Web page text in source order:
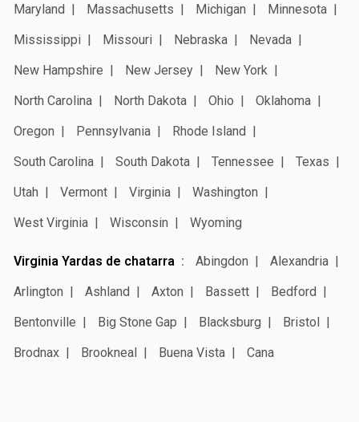
Maryland
Massachusetts Michigan
Minnesota
Mississippi
Missouri Nebraska
Nevada
New Hampshire
New Jersey
New York
North Carolina
North Dakota Ohio
Oklahoma
Oregon
Pennsylvania
Rhode Island
South Carolina
South Dakota Tennessee
Texas
Utah
Vermont Virginia
Washington
West Virginia
Wisconsin Wyoming
Virginia Yardas de chatarra Abingdon
Alexandria
Arlington
Ashland Axton Bassett
Bedford
Bentonville
Big Stone Gap Blacksburg
Bristol
Brodnax
Brookneal Buena Vista Cana